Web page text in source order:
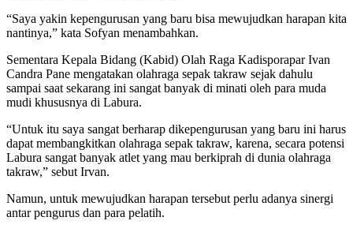
“Saya yakin kepengurusan yang baru bisa mewujudkan harapan kita
nantinya,” kata Sofyan menambahkan.
Sementara Kepala Bidang (Kabid) Olah Raga Kadisporapar Ivan
Candra Pane mengatakan olahraga sepak takraw sejak dahulu
sampai saat sekarang ini sangat banyak di minati oleh para muda
mudi khususnya di Labura.
“Untuk itu saya sangat berharap dikepengurusan yang baru ini harus
dapat membangkitkan olahraga sepak takraw, karena, secara potensi
Labura sangat banyak atlet yang mau berkiprah di dunia olahraga
takraw,” sebut Irvan.
Namun, untuk mewujudkan harapan tersebut perlu adanya sinergi
antar pengurus dan para pelatih.